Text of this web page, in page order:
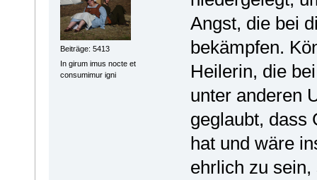
Beiträge: 5413
In girum imus nocte et
consumimur igni
Angst, die bei
bekämpfen.
Heilerin, die
unter anderen
geglaubt, dass
hat und wäre
ehrlich zu